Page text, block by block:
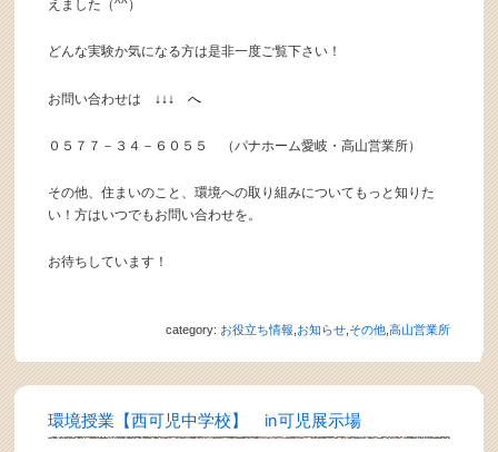
えました（^^）
どんな実験か気になる方は是非一度ご覧下さい！
お問い合わせは ↓↓↓ へ
０５７７－３４－６０５５ （パナホーム愛岐・高山営業所）
その他、住まいのこと、環境への取り組みについてもっと知りた
い！方はいつでもお問い合わせを。
お待ちしています！
category: お役立ち情報 お知らせ, その他, 高山営業所
環境授業【西可児中学校】 in可児展示場